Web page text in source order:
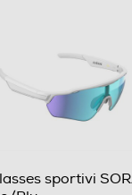
sportivi